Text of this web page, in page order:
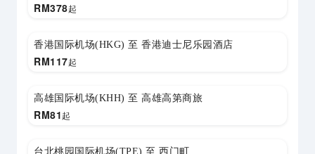
RM378起
香港国际机场(HKG) 至 香港迪士尼乐园酒店
RM117起
高雄国际机场(KHH) 至 高雄高第商旅
RM81起
台北桃园国际机场(TPE) 至 西门町